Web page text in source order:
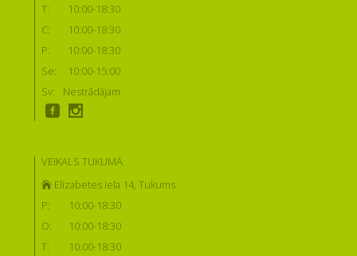
T:
10:00-18:30
C:
10:00-18:30
P:
10:00-18:30
Se:
10:00-15:00
Sv:
Nestrādājam
VEIKALS TUKUMĀ
Elizabetes iela 14, Tukums
P:
10:00-18:30
O:
10:00-18:30
T:
10:00-18:30